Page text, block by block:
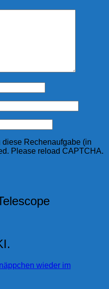
Rechenaufgabe (in
Please reload CAPTCHA.